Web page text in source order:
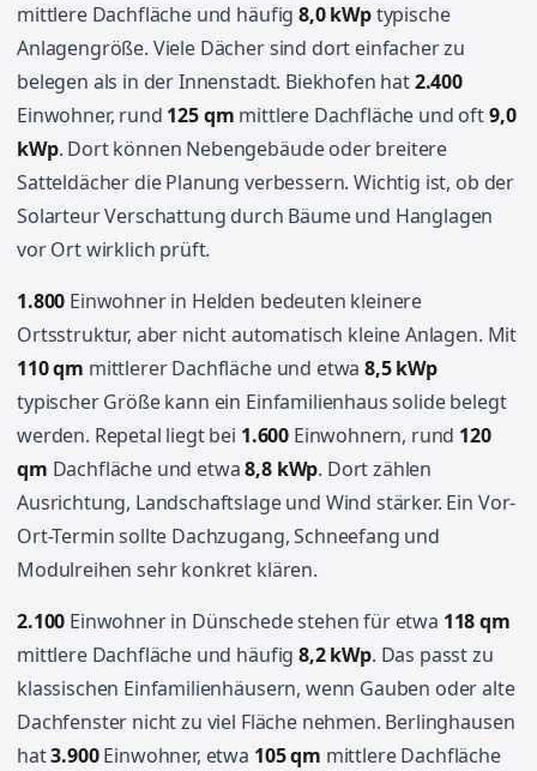
mittlere Dachfläche und häufig8,0 kWptypische
Anlagengröße. Viele Dächer sind dort einfacher zu
belegen als in der Innenstadt. Biekhofen hat2.400
Einwohner, rund 125 qm mittlere Dachfläche und oft9,0
kWp. Dort können Nebengebäude oder breitere
Satteldächer die Planung verbessern. Wichtig ist, ob der
Solarteur Verschattung durch Bäume und Hanglagen
vor Ort wirklich prüft.
1.800 Einwohner in Helden bedeuten kleinere
Ortsstruktur, aber nicht automatisch kleine Anlagen. Mit
110 qm mittlerer Dachfläche und etwa8,5 kWp
typischer Größe kann ein Einfamilienhaus solide belegt
werden. Repetal liegt bei 1.600 Einwohnern, rund 120
qm Dachfläche und etwa8,8 kWp. Dort zählen
Ausrichtung, Landschaftslage und Wind stärker. Ein Vor-
Ort-Termin sollte Dachzugang, Schneefang und
Modulreihen sehr konkret klären.
2.100 Einwohner in Dünschede stehen für etwa 118 qm
mittlere Dachfläche und häufig8,2 kWp. Das passt zu
klassischen Einfamilienhäusern, wenn Gauben oder alte
Dachfenster nicht zu viel Fläche nehmen. Berlinghausen
hat3.900Einwohner, etwa 105 qm mittlere Dachfläche